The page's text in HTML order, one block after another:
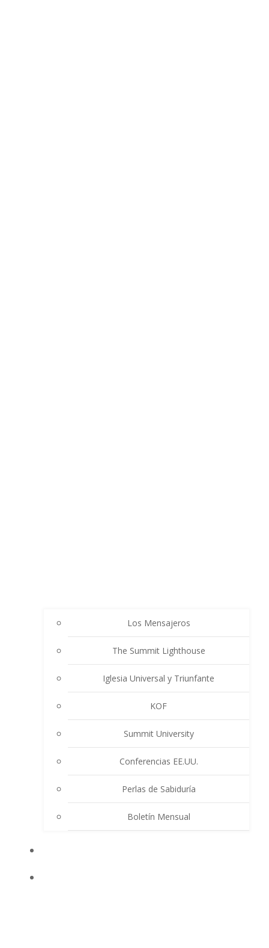
Los Mensajeros
The Summit Lighthouse
Iglesia Universal y Triunfante
KOF
Summit University
Conferencias EE.UU.
Perlas de Sabiduría
Boletín Mensual